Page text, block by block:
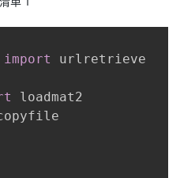
import
loadmat2